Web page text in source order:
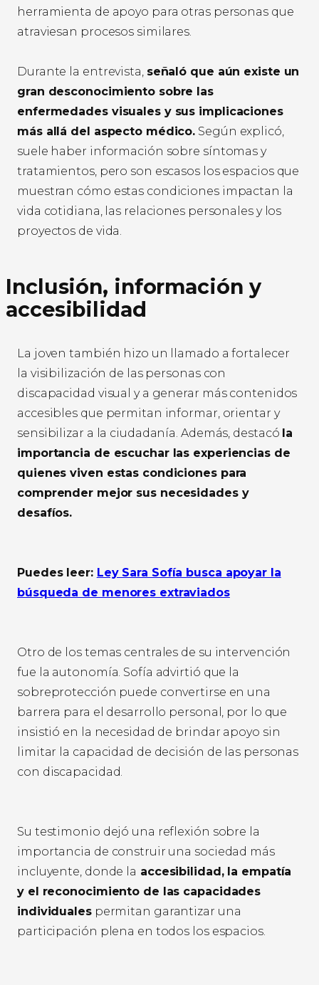
herramienta de apoyo para otras personas que
atraviesan procesos similares.
Durante la entrevista, señaló que aún existe un
gran desconocimiento sobre las
enfermedades visuales y sus implicaciones
más allá del aspecto médico. Según explicó,
suele haber información sobre síntomas y
tratamientos, pero son escasos los espacios que
muestran cómo estas condiciones impactan la
vida cotidiana, las relaciones personales y los
proyectos de vida.
Inclusión, información y
accesibilidad
La joven también hizo un llamado a fortalecer
la visibilización de las personas con
discapacidad visual y a generar más contenidos
accesibles que permitan informar, orientar y
sensibilizar a la ciudadanía. Además, destacó la
importancia de escuchar las experiencias de
quienes viven estas condiciones para
comprender mejor sus necesidades y
desafíos.
Puedes leer: Ley Sara Sofía busca apoyar la
búsqueda de menores extraviados
Otro de los temas centrales de su intervención
fue la autonomía. Sofía advirtió que la
sobreprotección puede convertirse en una
barrera para el desarrollo personal, por lo que
insistió en la necesidad de brindar apoyo sin
limitar la capacidad de decisión de las personas
con discapacidad.
Su testimonio dejó una reflexión sobre la
importancia de construir una sociedad más
incluyente, donde la accesibilidad, la empatía
y el reconocimiento de las capacidades
individualespermitan garantizar una
participación plena en todos los espacios.